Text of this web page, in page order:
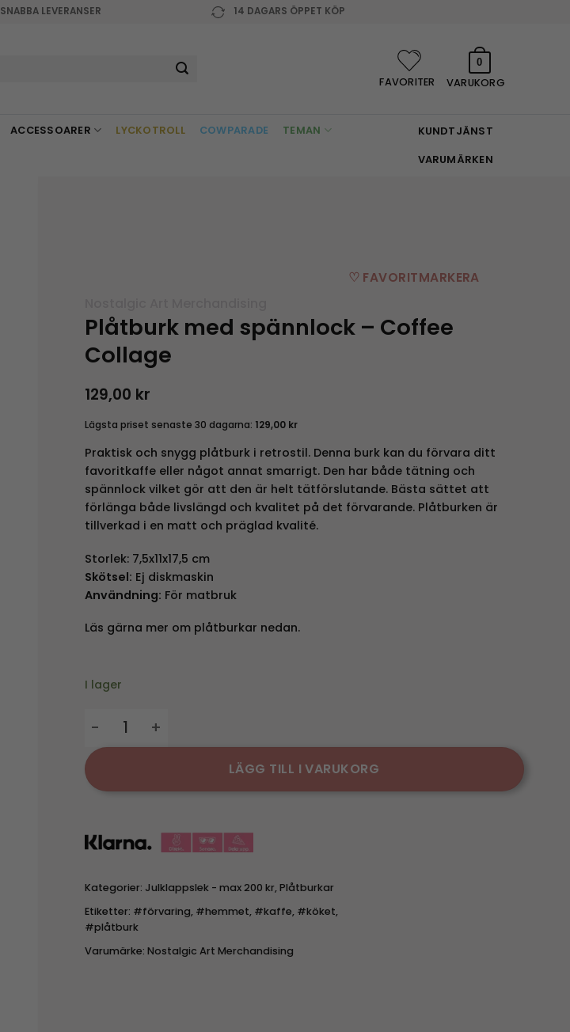
SNABBA LEVERANSER 14 DAGARS ÖPPET KÖP
FAVORITER VARUKORG
0
ACCESSOARER LYCKOTROLL COWPARADE TEMAN
KUNDTJÄNST
VARUMÄRKEN
♡ FAVORITMARKERA
Plåtburk med spännlock – Coffee
Collage
129,00 kr
Lägsta priset senaste 30 dagarna: 129,00 kr
Praktisk och snygg plåtburk i retrostil. Denna burk kan du förvara ditt
favoritkaffe eller något annat smarrigt. Den har både tätning och
spännlock vilket gör att den är helt tätförslutande. Bästa sättet att
förlänga både livslängd och kvalitet på det förvarande. Plåtburken är
tillverkad i en matt och präglad kvalité.
Storlek: 7,5x11x17,5 cm
Skötsel: Ej diskmaskin
Användning: För matbruk
Läs gärna mer om plåtburkar nedan.
I lager
LÄGG TILL I VARUKORG
Kategorier: Julklappslek - max 200 kr,Plåtburkar
Etiketter: #förvaring, #hemmet, #kaffe, #köket,
#plåtburk
Varumärke: Nostalgic Art Merchandising